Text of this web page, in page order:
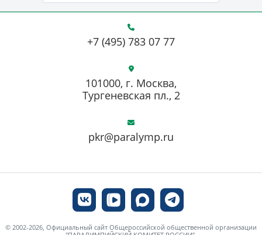
+7 (495) 783 07 77
pkr@paralymp.ru
101000, г. Москва,
Тургеневская пл., 2
© 2002-2026, Официальный сайт Общероссийской общественной организации